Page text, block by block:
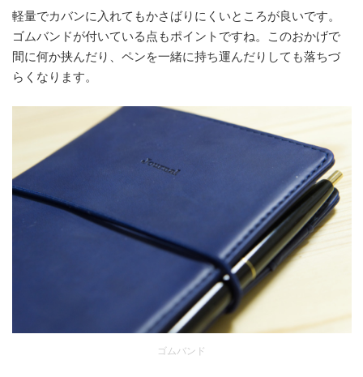
軽量でカバンに入れてもかさばりにくいところが良いです。
ゴムバンドが付いている点もポイントですね。このおかげで
間に何か挟んだり、ペンを一緒に持ち運んだりしても落ちづ
らくなります。
ゴムバンド